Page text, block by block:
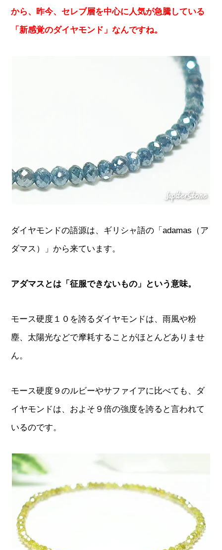
から、昨今、セレブ層を中心に人気が急騰している
「新感覚のダイヤモンド」なんですね。
ダイヤモンドの語源は、ギリシャ語の「adamas（ア
ダマス）」から来ています。
アダマスとは「征服できないもの」という意味。
モース硬度１０を誇るダイヤモンドは、雨風や粉
塵、太陽光などで摩耗することがほとんどありませ
ん。
モース硬度９のルビーやサファイアに比べても、ダ
イヤモンドは、およそ９倍の強度を誇ると言われて
いるのです。